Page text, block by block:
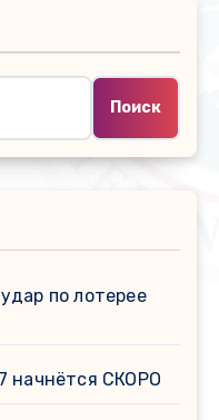
Поиск
по лотерее
начнётся СКОРО